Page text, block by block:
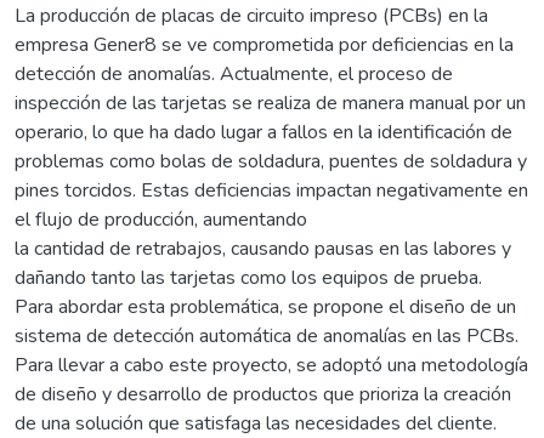
La producción de placas de circuito impreso (PCBs) en la
empresa Gener8 se ve comprometida por deficiencias en la
detección de anomalías. Actualmente, el proceso de
inspección de las tarjetas se realiza de manera manual por un
operario, lo que ha dado lugar a fallos en la identificación de
problemas como bolas de soldadura, puentes de soldadura y
pines torcidos. Estas deficiencias impactan negativamente en
el flujo de producción, aumentando
la cantidad de retrabajos, causando pausas en las labores y
dañando tanto las tarjetas como los equipos de prueba.
Para abordar esta problemática, se propone el diseño de un
sistema de detección automática de anomalías en las PCBs.
Para llevar a cabo este proyecto, se adoptó una metodología
de diseño y desarrollo de productos que prioriza la creación
de una solución que satisfaga las necesidades del cliente.